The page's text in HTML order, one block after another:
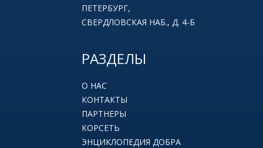
ПЕТЕРБУРГ,
СВЕРДЛОВСКАЯ НАБ., Д. 4-Б
РАЗДЕЛЫ
О НАС
КОНТАКТЫ
ПАРТНЕРЫ
КОРСЕТЬ
ЭНЦИКЛОПЕДИЯ ДОБРА